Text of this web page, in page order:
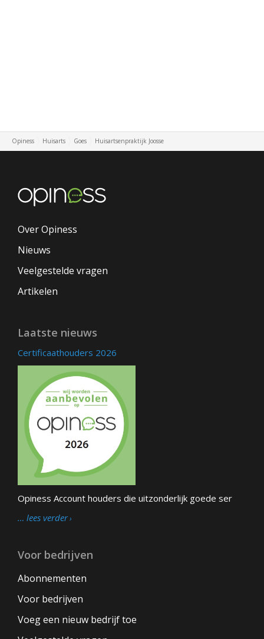
Opiness Huisarts Goes Huisartsenpraktijk Joosse
Over Opiness
Nieuws
Veelgestelde vragen
Artikelen
Laatste nieuws
Certificaathouders 2026
Opiness Account houders die uitzonderlijk goede ser
… lees verder
Voor bedrijven
Abonnementen
Voor bedrijven
Voeg een nieuw bedrijf toe